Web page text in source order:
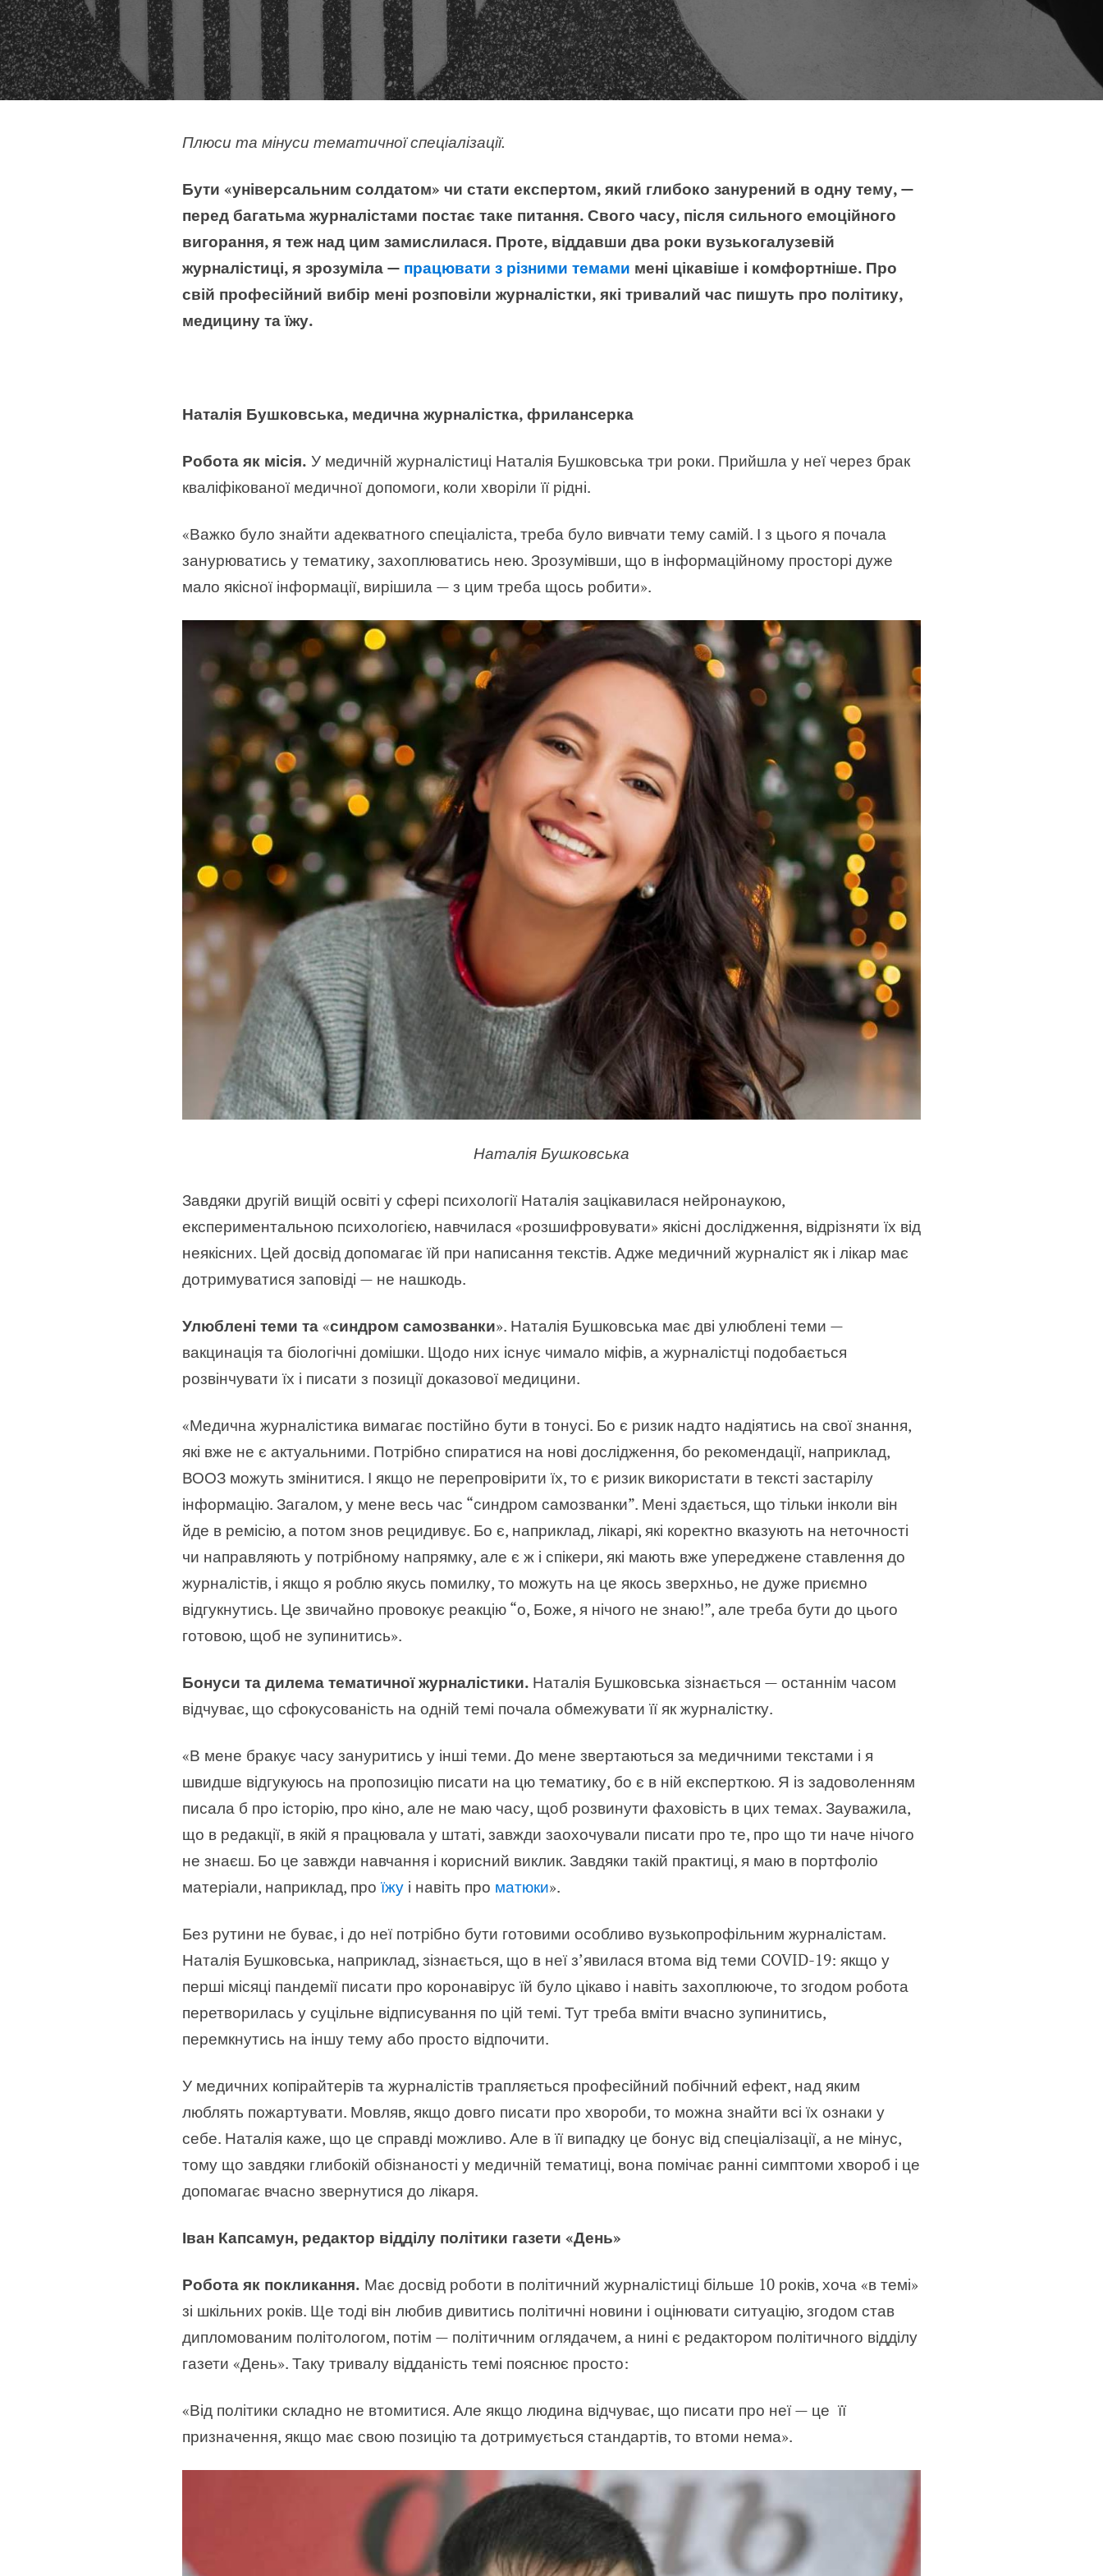
Плюси та мінуси тематичної спеціалізації.
Бути «універсальним солдатом» чи стати експертом, який глибоко занурений в одну тему, —
перед багатьма журналістами постає таке питання. Свого часу, після сильного емоційного
вигорання, я теж над цим замислилася. Проте, віддавши два роки вузькогалузевій
журналістиці, я зрозуміла — працювати з різними темами мені цікавіше і комфортніше. Про
свій професійний вибір мені розповіли журналістки, які тривалий час пишуть про політику,
медицину та їжу.
Наталія Бушковська, медична журналістка, фрилансерка
Робота як місія. У медичній журналістиці Наталія Бушковська три роки. Прийшла у неї через брак
кваліфікованої медичної допомоги, коли хворіли її рідні.
«Важко було знайти адекватного спеціаліста, треба було вивчати тему самій. І з цього я почала
занурюватись у тематику, захоплюватись нею. Зрозумівши, що в інформаційному просторі дуже
мало якісної інформації, вирішила — з цим треба щось робити».
Наталія Бушковська
Завдяки другій вищій освіті у сфері психології Наталія зацікавилася нейронаукою,
експериментальною психологією, навчилася «розшифровувати» якісні дослідження, відрізняти їх від
неякісних. Цей досвід допомагає їй при написання текстів. Адже медичний журналіст як і лікар має
дотримуватися заповіді — не нашкодь.
Улюблені теми та «синдром самозванки». Наталія Бушковська має дві улюблені теми —
вакцинація та біологічні домішки. Щодо них існує чимало міфів, а журналістці подобається
розвінчувати їх і писати з позиції доказової медицини.
«Медична журналістика вимагає постійно бути в тонусі. Бо є ризик надто надіятись на свої знання,
які вже не є актуальними. Потрібно спиратися на нові дослідження, бо рекомендації, наприклад,
ВООЗ можуть змінитися. І якщо не перепровірити їх, то є ризик використати в тексті застарілу
інформацію. Загалом, у мене весь час “синдром самозванки”. Мені здається, що тільки інколи він
йде в ремісію, а потом знов рецидивує. Бо є, наприклад, лікарі, які коректно вказують на неточності
чи направляють у потрібному напрямку, але є ж і спікери, які мають вже упереджене ставлення до
журналістів, і якщо я роблю якусь помилку, то можуть на це якось зверхньо, не дуже приємно
відгукнутись. Це звичайно провокує реакцію “о, Боже, я нічого не знаю!”, але треба бути до цього
готовою, щоб не зупинитись».
Бонуси та дилема тематичної журналістики. Наталія Бушковська зізнається — останнім часом
відчуває, що сфокусованість на одній темі почала обмежувати її як журналістку.
«В мене бракує часу зануритись у інші теми. До мене звертаються за медичними текстами і я
швидше відгукуюсь на пропозицію писати на цю тематику, бо є в ній експерткою. Я із задоволенням
писала б про історію, про кіно, але не маю часу, щоб розвинути фаховість в цих темах. Зауважила,
що в редакції, в якій я працювала у штаті, завжди заохочували писати про те, про що ти наче нічого
не знаєш. Бо це завжди навчання і корисний виклик. Завдяки такій практиці, я маю в портфоліо
матеріали, наприклад, про їжу і навіть про матюки».
Без рутини не буває, і до неї потрібно бути готовими особливо вузькопрофільним журналістам.
Наталія Бушковська, наприклад, зізнається, що в неї з’явилася втома від теми COVID-19: якщо у
перші місяці пандемії писати про коронавірус їй було цікаво і навіть захоплююче, то згодом робота
перетворилась у суцільне відписування по цій темі. Тут треба вміти вчасно зупинитись,
перемкнутись на іншу тему або просто відпочити.
У медичних копірайтерів та журналістів трапляється професійний побічний ефект, над яким
люблять пожартувати. Мовляв, якщо довго писати про хвороби, то можна знайти всі їх ознаки у
себе. Наталія каже, що це справді можливо. Але в її випадку це бонус від спеціалізації, а не мінус,
тому що завдяки глибокій обізнаності у медичній тематиці, вона помічає ранні симптоми хвороб і це
допомагає вчасно звернутися до лікаря.
Іван Капсамун, редактор відділу політики газети «День»
Робота як покликання. Має досвід роботи в політичний журналістиці більше 10 років, хоча «в темі»
зі шкільних років. Ще тоді він любив дивитись політичні новини і оцінювати ситуацію, згодом став
дипломованим політологом, потім — політичним оглядачем, а нині є редактором політичного відділу
газети «День». Таку тривалу відданість темі пояснює просто:
«Від політики складно не втомитися. Але якщо людина відчуває, що писати про неї — це її
призначення, якщо має свою позицію та дотримується стандартів, то втоми нема».